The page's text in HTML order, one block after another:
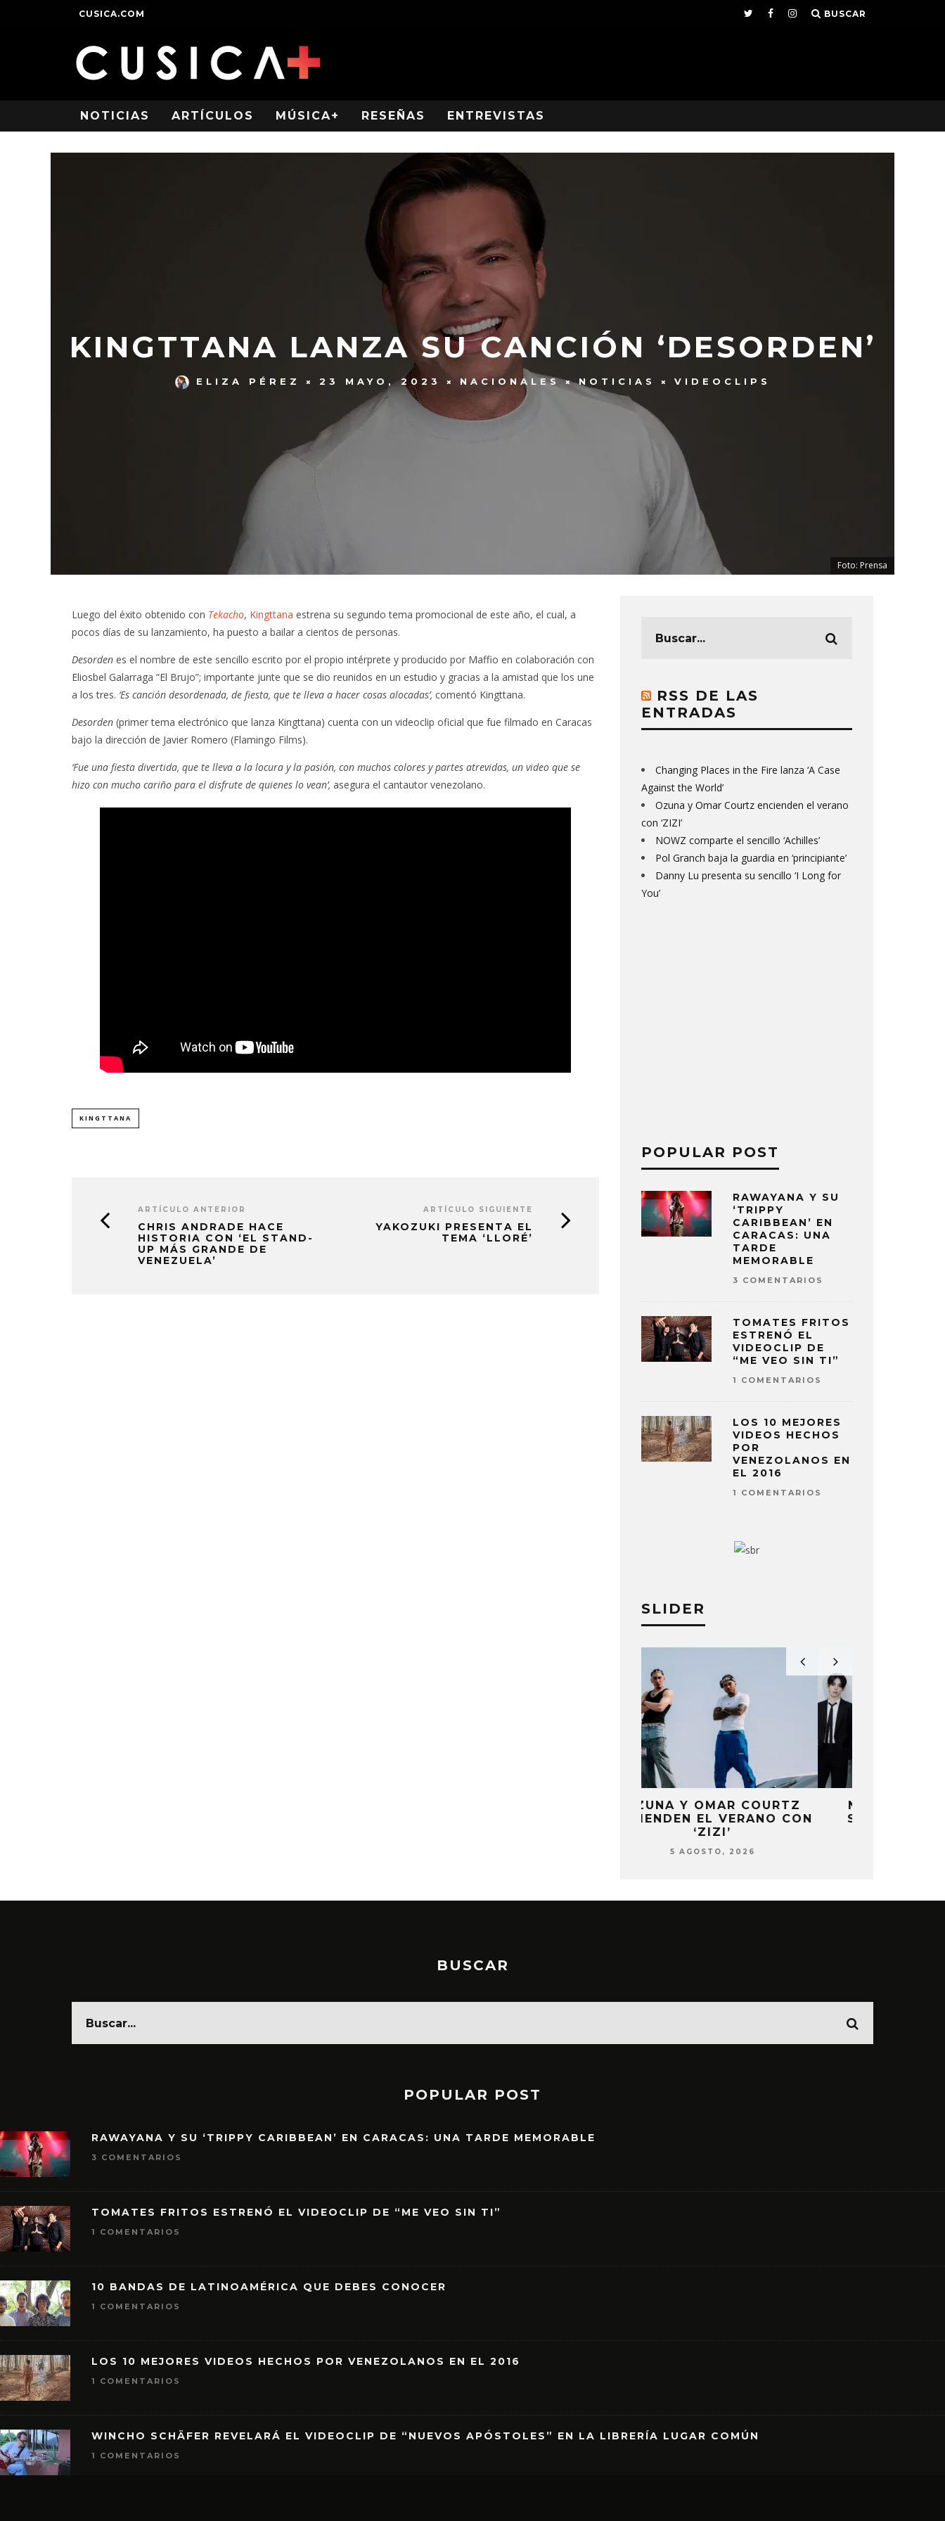
CUSICA.COM BUSCAR
NOTICIAS ARTÍCULOS MÚSICA+ RESEÑAS ENTREVISTAS
KINGTTANA LANZA SU CANCIÓN ‘DESORDEN’
ELIZA PÉREZ 23 MAYO, 2023 NACIONALES NOTICIAS VIDEOCLIPS
Foto: Prensa
Luego del éxito obtenido con Tekacho, Kingttana estrena su segundo tema promocional de este año, el cual, a
pocos días de su lanzamiento, ha puesto a bailar a cientos de personas.
Desorden es el nombre de este sencillo escrito por el propio intérprete y producido por Maffio en colaboración con
Eliosbel Galarraga “El Brujo”; importante junte que se dio reunidos en un estudio y gracias a la amistad que los une
a los tres. ‘Es canción desordenada, de fiesta, que te lleva a hacer cosas alocadas’, comentó Kingttana.
Desorden (primer tema electrónico que lanza Kingttana) cuenta con un videoclip oficial que fue filmado en Caracas
bajo la dirección de Javier Romero (Flamingo Films).
‘Fue una fiesta divertida, que te lleva a la locura y la pasión, con muchos colores y partes atrevidas, un video que se
hizo con mucho cariño para el disfrute de quienes lo vean’, asegura el cantautor venezolano.
KINGTTANA
ARTÍCULO ANTERIOR
CHRIS ANDRADE HACE
HISTORIA CON ‘EL STAND-
UP MÁS GRANDE DE
VENEZUELA’
ARTÍCULO SIGUIENTE
YAKOZUKI PRESENTA EL
TEMA ‘LLORÉ’
RSS DE LAS
ENTRADAS
Changing Places in the Fire lanza ‘A Case
Against the World’
Ozuna y Omar Courtz encienden el verano
con ‘ZIZI’
NOWZ comparte el sencillo ‘Achilles’
Pol Granch baja la guardia en ‘principiante’
Danny Lu presenta su sencillo ‘I Long for
You’
POPULAR POST
RAWAYANA Y SU
‘TRIPPY
CARIBBEAN’ EN
CARACAS: UNA
TARDE
MEMORABLE
3 COMENTARIOS
TOMATES FRITOS
ESTRENÓ EL
VIDEOCLIP DE
“ME VEO SIN TI”
1 COMENTARIOS
LOS 10 MEJORES
VIDEOS HECHOS
POR
VENEZOLANOS EN
EL 2016
1 COMENTARIOS
SLIDER
NOWZ COMPARTE EL
SENCILLO ‘ACHILLES’
5 AGOSTO, 2026
BUSCAR
POPULAR POST
RAWAYANA Y SU ‘TRIPPY CARIBBEAN’ EN CARACAS: UNA TARDE MEMORABLE
3 COMENTARIOS
TOMATES FRITOS ESTRENÓ EL VIDEOCLIP DE “ME VEO SIN TI”
1 COMENTARIOS
10 BANDAS DE LATINOAMÉRICA QUE DEBES CONOCER
1 COMENTARIOS
LOS 10 MEJORES VIDEOS HECHOS POR VENEZOLANOS EN EL 2016
1 COMENTARIOS
WINCHO SCHÄFER REVELARÁ EL VIDEOCLIP DE “NUEVOS APÓSTOLES” EN LA LIBRERÍA LUGAR COMÚN
1 COMENTARIOS